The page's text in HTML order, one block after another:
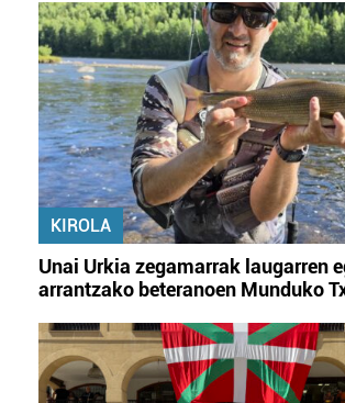
KIROLA
Unai Urkia zegamarrak laugarren
arrantzako beteranoen Munduko